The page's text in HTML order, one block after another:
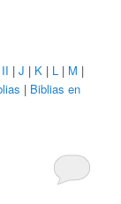
II |J | K | L | M |
| Biblias en